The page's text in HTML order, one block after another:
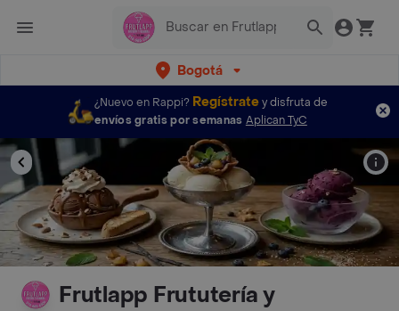
Bogotá
¿Nuevo en Rappi? Regístratey disfruta de
envíos gratis por semanas Aplican TyC
Frutlapp Frututería y